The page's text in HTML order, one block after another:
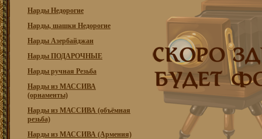
Нарды Недорогие
Нарды, шашки Недорогие
Нарды Азербайджан
Нарды ПОДАРОЧНЫЕ
Нарды ручная Резьба
Нарды из МАССИВА
(орнаменты)
Нарды из МАССИВА (объёмная
резьба)
Нарды из МАССИВА (Армения)